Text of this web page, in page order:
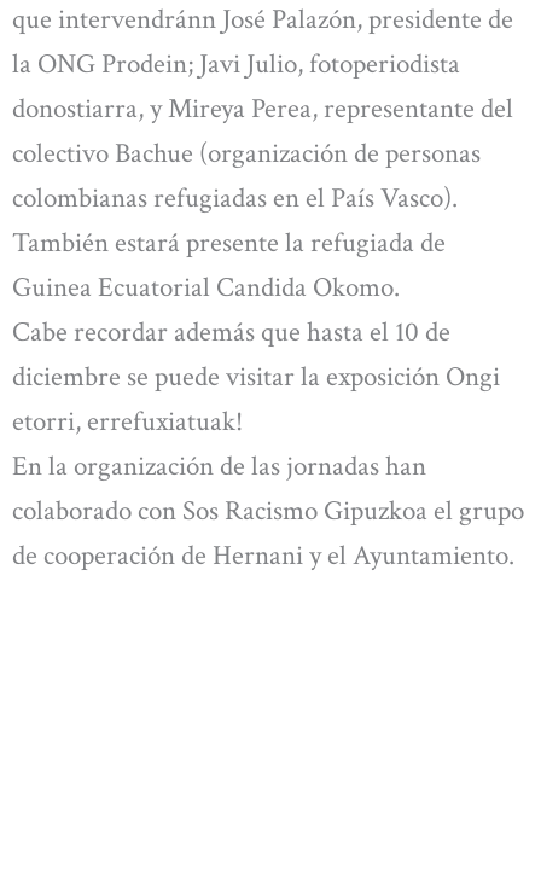
que intervendránn José Palazón, presidente de
la ONG Prodein; Javi Julio, fotoperiodista
donostiarra, y Mireya Perea, representante del
colectivo Bachue (organización de personas
colombianas refugiadas en el País Vasco).
También estará presente la refugiada de
Guinea Ecuatorial Candida Okomo.
Cabe recordar además que hasta el 10 de
diciembre se puede visitar la exposición Ongi
etorri, errefuxiatuak!
En la organización de las jornadas han
colaborado con Sos Racismo Gipuzkoa el grupo
de cooperación de Hernani y el Ayuntamiento.